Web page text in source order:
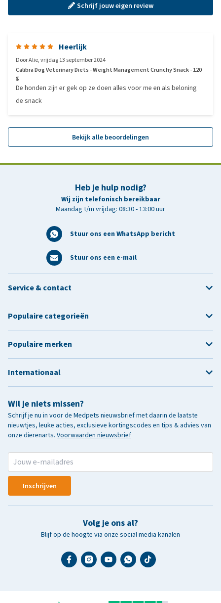
Schrijf jouw eigen review
Heerlijk
DoorAlie,vrijdag 13 september 2024
Calibra Dog Veterinary Diets - Weight Management Crunchy Snack - 120
g
De honden zijn er gek op ze doen alles voor me en als beloning
de snack
Bekijk alle beoordelingen
Heb je hulp nodig?
Wij zijn telefonisch bereikbaar
Maandag t/m vrijdag: 08:30 - 13:00 uur
Stuur ons een WhatsApp bericht
Stuur ons een e-mail
Wil je niets missen?
Schrijf je nu in voor de Medpets nieuwsbrief met daarin de laatste
nieuwtjes, leuke acties, exclusieve kortingscodes en tips & advies van
onze dierenarts. Voorwaarden nieuwsbrief
Inschrijven
Volg je ons al?
Blijf op de hoogte via onze social media kanalen
Service & contact
Populaire categorieën
Populaire merken
Internationaal